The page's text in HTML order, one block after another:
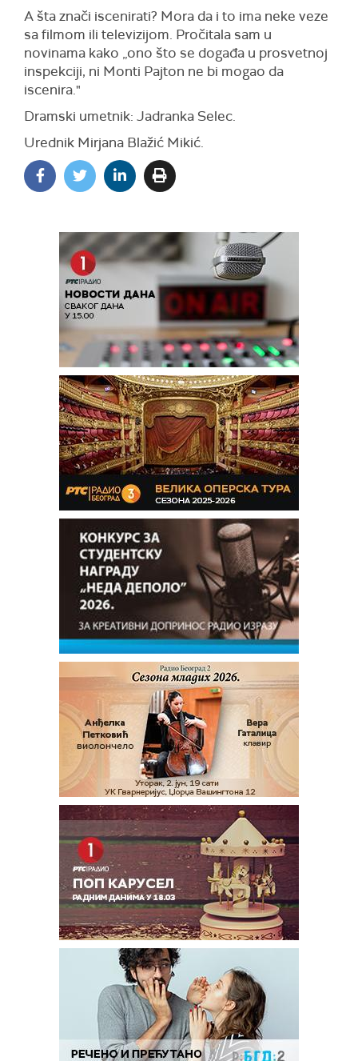
A šta znači iscenirati? Mora da i to ima neke veze
sa filmom ili televizijom. Pročitala sam u
novinama kako „ono što se događa u prosvetnoj
inspekciji, ni Monti Pajton ne bi mogao da
iscenira."
Dramski umetnik: Jadranka Selec.
Urednik Mirjana Blažić Mikić.